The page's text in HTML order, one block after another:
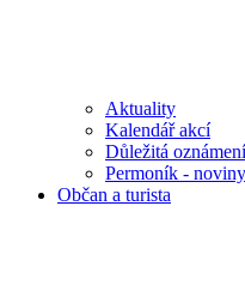
Aktuality
Kalendář akcí
Důležitá oznámení
Permoník - noviny
Občan a turista